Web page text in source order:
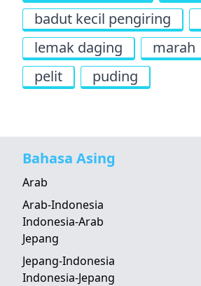
badut kecil pengiring
lemak daging
marah
pelit
puding
Bahasa Asing
Arab
Arab-Indonesia
Indonesia-Arab
Jepang
Jepang-Indonesia
Indonesia-Jepang